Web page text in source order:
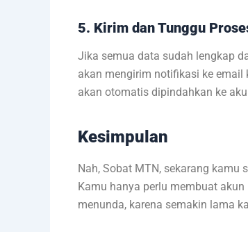
5. Kirim dan Tunggu
Jika semua data sudah lengkap
akan mengirim notifikasi ke email
akan otomatis dipindahkan ke
Kesimpulan
Nah, Sobat MTN, sekarang kamu
Kamu hanya perlu membuat
menunda, karena semakin lama